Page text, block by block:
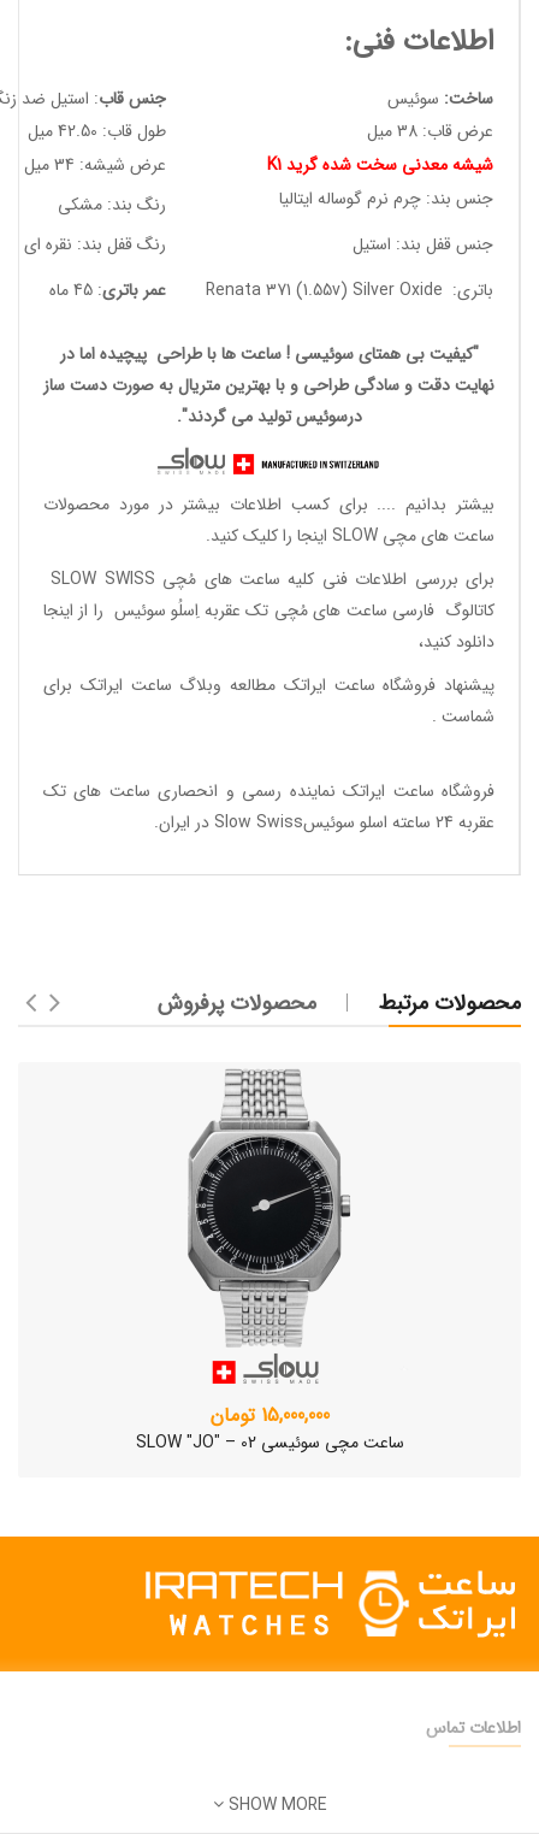
اطلاعات فنی:
ساخت: سوئیس جنس قاب: استیل ضد
عرض قاب: 38 میل
طول قاب: 42.50 میل
شیشه معدنی سخت شده گرید K1
عرض شیشه: 34 میل
جنس بند: چرم نرم گوساله ایتالیا
رنگ بند: مشکی
جنس قفل بند: استیل
رنگ قفل بند: نقره ای
باتری: Renata 371 (1.55v) Silver Oxide
عمر باتری: 45 ماه
"کیفیت بی همتای سوئیسی ! ساعت ها با طراحی پیچیده اما در
نهایت دقت و سادگی طراحی و با بهترین متریال به صورت دست ساز
درسوئیس تولید می گردند".
بیشتر بدانیم .... برای کسب اطلاعات بیشتر در مورد محصولات
ساعت های مچی SLOW اینجا را کلیک کنید.
برای بررسی اطلاعات فنی کلیه ساعت های مُچی SLOW SWISS
کاتالوگ فارسی ساعت های مُچی تک عقربه اِسلُو سوئیس را از اینجا
دانلود کنید،
پیشنهاد فروشگاه ساعت ایراتک مطالعه وبلاگ ساعت ایراتک برای
شماست .
فروشگاه ساعت ایراتک نماینده رسمی و انحصاری ساعت های تک
عقربه 24 ساعته اسلو سوئیسSlow Swiss در ایران
.
محصولات مرتبط محصولات پرفروش
15,000,000 تومان
ساعت مچی سوئیسی SLOW "JO" – 02
اطلاعات تماس
SHOW MORE